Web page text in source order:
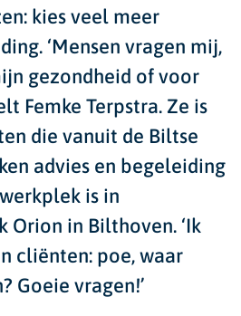
kies veel meer
‘Mensen vragen mij,
gezondheid of voor
Femke Terpstra. Ze is
die vanuit de Biltse
advies en begeleiding
is in
Orion in Bilthoven. ‘Ik
cliënten: poe, waar
Goeie vragen!’